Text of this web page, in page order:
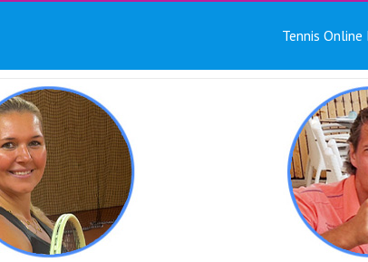
Tennis Online